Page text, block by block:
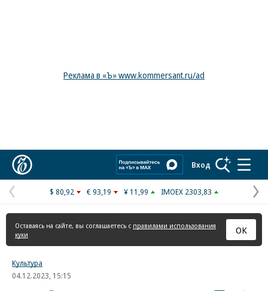
Реклама в «Ъ» www.kommersant.ru/ad
Вход
Предыдущая
страница
$ 80,92 € 93,19 ¥ 11,99 IMOEX 2303,83
Оставаясь на сайте, вы соглашаетесь с правилами использования
куки
ОК
Культура
04.12.2023, 15:15